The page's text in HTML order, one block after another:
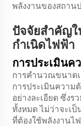
พลังงานของสถาน
ปัจจัยสำคัญใ
กำเนิดไฟฟ้า
การประเมินค
การคำนวณขนาดเ
การประเมินความ
อย่างละเอียด ซึ่ง
ทั้งหมด ไม่ว่าจะเป็
ที่ต้องใช้พลังงานไ